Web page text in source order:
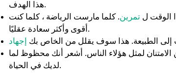
هذا الهدف.
الوقت ل تمرين. كلما مارست الرياضة ، كلما كنت
أقوى وأكثر سعادة عقليًا.
الطبيعة. هذا سوف يقلل من الخاص بك
إجهاد
الامتنان لمثل هؤلاء الناس. أشعر أنك محظوظ لما
لديك في الحياة.